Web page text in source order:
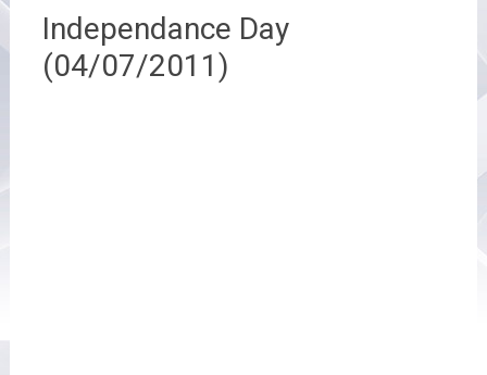
Independance Day
(04/07/2011)